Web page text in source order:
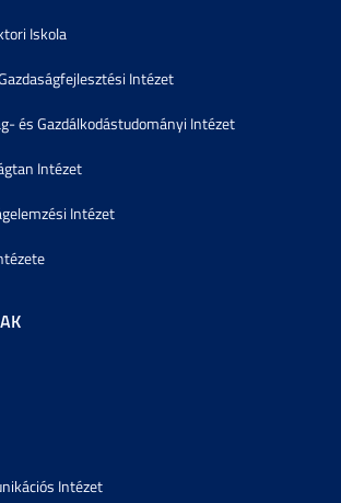
Iskola
Intézet
és Gazdálkodástudományi Intézet
Intézet
Intézet
Intézet